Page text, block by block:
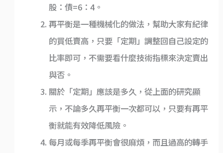
股：債=6：4。
再平衡是一種機械化的做法，幫助大家有紀律
的買低賣高，只要「定期」調整回自己設定的
比率即可，不需要看什麼技術指標來決定賣出
與否。
關於「定期」應該是多久，從上面的研究顯
示，不論多久再平衡一次都可以，只要有再平
衡就能有效降低風險。
每月或每季再平衡會很麻煩，而且過高的轉手